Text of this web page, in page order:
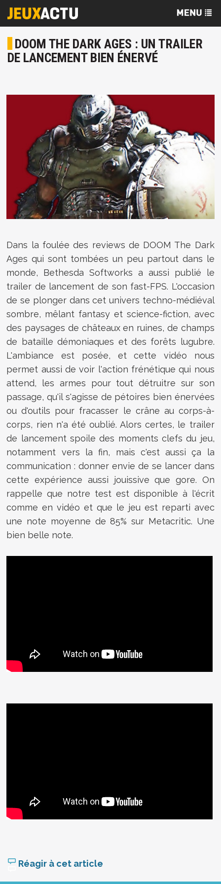
DOOM THE DARK AGES : UN TRAILER
DE LANCEMENT BIEN ÉNERVÉ
Dans la foulée des reviews de DOOM The Dark
Agesqui sont tombées un peu partout dans le
monde, Bethesda Softworks a aussi publié le
trailer de lancement de son fast-FPS. L'occasion
de se plonger dans cet univers techno-médiéval
sombre, mêlant fantasy et science-fiction, avec
des paysages de châteaux en ruines, de champs
de bataille démoniaques et des forêts lugubre.
L'ambiance est posée, et cette vidéo nous
permet aussi de voir l'action frénétique qui nous
attend, les armes pour tout détruitre sur son
passage, qu'il s'agisse de pétoires bien énervées
ou d'outils pour fracasser le crâne au corps-à-
corps, rien n'a été oublié. Alors certes, le trailer
de lancement spoile des moments clefs du jeu,
notamment vers la fin, mais c'est aussi ça la
communication : donner envie de se lancer dans
cette expérience aussi jouissive que gore. On
rappelle que notre test est disponible à l'écrit
comme en vidéo et que le jeu est reparti avec
une note moyenne de 85% sur Metacritic. Une
bien belle note.
Réagir à cet article